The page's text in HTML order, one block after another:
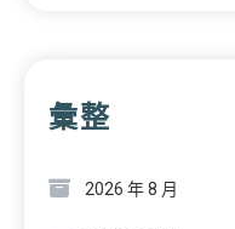
彙整
2026 年 8 月